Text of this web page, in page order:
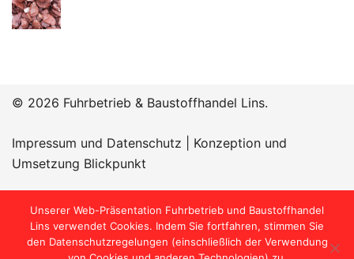
© 2026 Fuhrbetrieb & Baustoffhandel Lins.
Impressum und Datenschutz
Konzeption und
Umsetzung Blickpunkt
Öffnungszeiten:
Unserer Web-Präsentation Fuhrbetrieb und Baustoffhandel
Lins verwendet Cookies. Indem Sie fortfahren, stimmen Sie
den Datenschutzregelungen (einschließlich der Verwendung